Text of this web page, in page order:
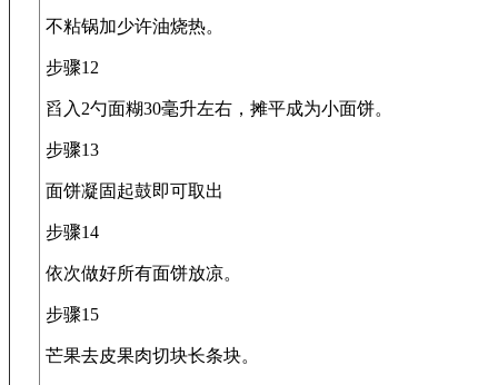
不粘锅加少许油烧热。
步骤12
舀入2勺面糊30毫升左右，摊平成为小面饼。
步骤13
面饼凝固起鼓即可取出
步骤14
依次做好所有面饼放凉。
步骤15
芒果去皮果肉切块长条块。